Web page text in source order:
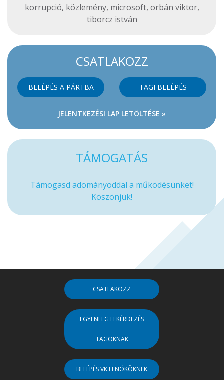
korrupció, közlemény, microsoft, orbán viktor,
tiborcz istván
CSATLAKOZZ
BELÉPÉS A PÁRTBA TAGI BELÉPÉS
JELENTKEZÉSI LAP LETÖLTÉSE »
TÁMOGATÁS
Támogasd adományoddal a működésünket!
Köszönjük!
CSATLAKOZZ
EGYENLEG LEKÉRDEZÉS
TAGOKNAK
BELÉPÉS VK ELNÖKÖKNEK